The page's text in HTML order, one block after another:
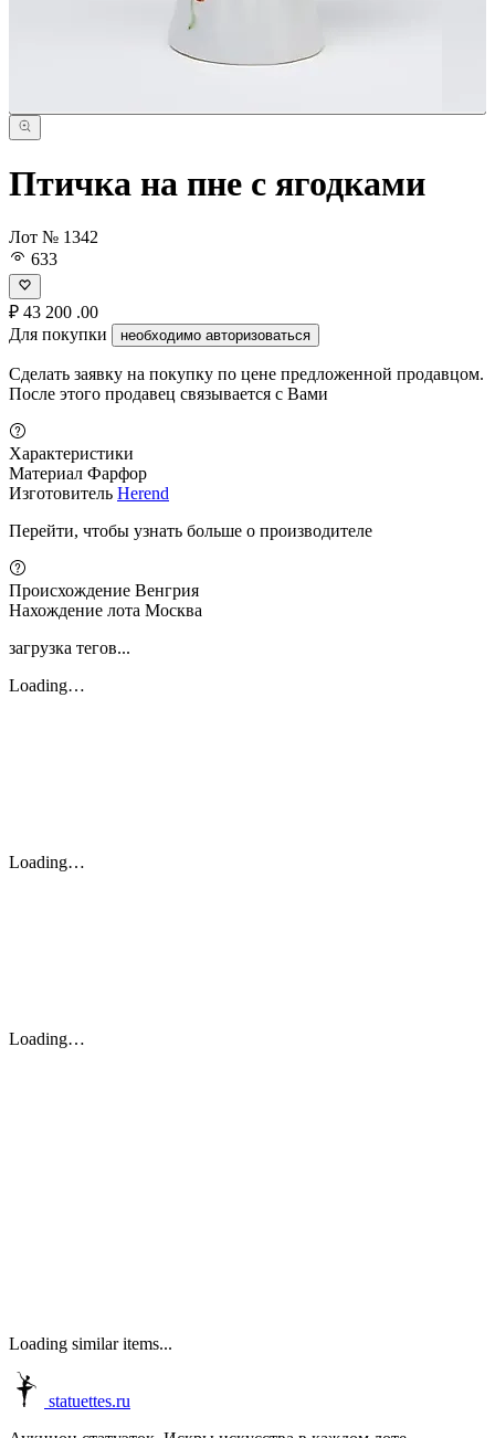
Птичка на пне с ягодками
Лот № 1342
633
₽ 43 200 .00
Для покупки
необходимо авторизоваться
Сделать заявку на покупку по цене предложенной продавцом.
После этого продавец связывается с Вами
Характеристики
Материал Фарфор
Изготовитель Herend
Перейти, чтобы узнать больше о производителе
Происхождение Венгрия
Нахождение лота Москва
загрузка тегов...
Loading…
Loading…
Loading…
Loading similar items...
statuettes.ru